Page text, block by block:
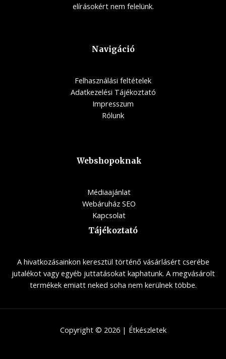
elírásokért nem felelünk.
Navigáció
Felhasználási feltételek
Adatkezelési Tájékoztató
Impresszum
Rólunk
Webshopoknak
Médiaajánlat
Webáruház SEO
Kapcsolat
Tájékoztató
A hivatkozásainkon keresztül történő vásárlásért cserébe
jutalékot vagy egyéb juttatásokat kaphatunk. A megvásárolt
termékek emiatt neked soha nem kerülnek többe.
Copyright © 2026 | Étkészletek